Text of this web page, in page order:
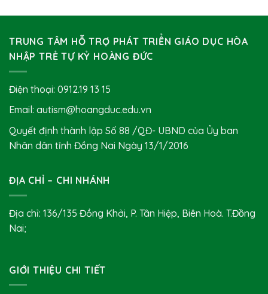
TRUNG TÂM HỖ TRỢ PHÁT TRIỂN GIÁO DỤC HÒA
NHẬP TRẺ TỰ KỶ HOÀNG ĐỨC
Điện thoại: 0912.19 13 15
Email: autism@hoangduc.edu.vn
Quyết định thành lập Số 88 /QĐ- UBND của Ủy ban
Nhân dân tỉnh Đồng Nai Ngày 13/1/2016
ĐỊA CHỈ – CHI NHÁNH
Địa chỉ: 136/135 Đồng Khởi, P. Tân Hiệp, Biên Hoà. T.Đồng
Nai;
GIỚI THIỆU CHI TIẾT